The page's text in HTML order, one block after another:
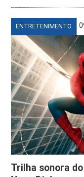
ENTRETENIMENTO
Trilha sonora